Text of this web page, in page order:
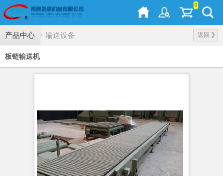
0
产品中心 返回
输送设备
板链输送机